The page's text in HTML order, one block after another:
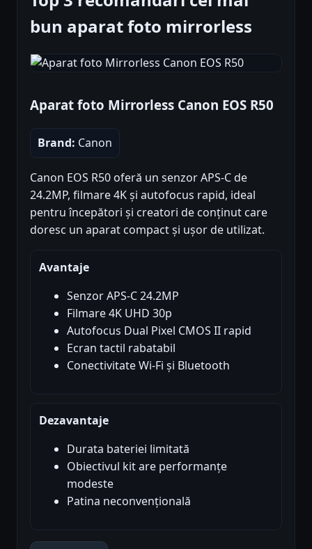
bun aparat foto mirrorless
Aparat foto Mirrorless Canon EOS R50
Brand: Canon
Canon EOS R50 oferă un senzor APS-C de
24.2MP, filmare 4K și autofocus rapid, ideal
pentru începători și creatori de conținut care
doresc un aparat compact și ușor de utilizat.
Avantaje
Senzor APS-C 24.2MP
Filmare 4K UHD 30p
Autofocus Dual Pixel CMOS II rapid
Ecran tactil rabatabil
Conectivitate Wi-Fi și Bluetooth
Dezavantaje
Durata bateriei limitată
Obiectivul kit are performanțe
modeste
Patina neconvențională